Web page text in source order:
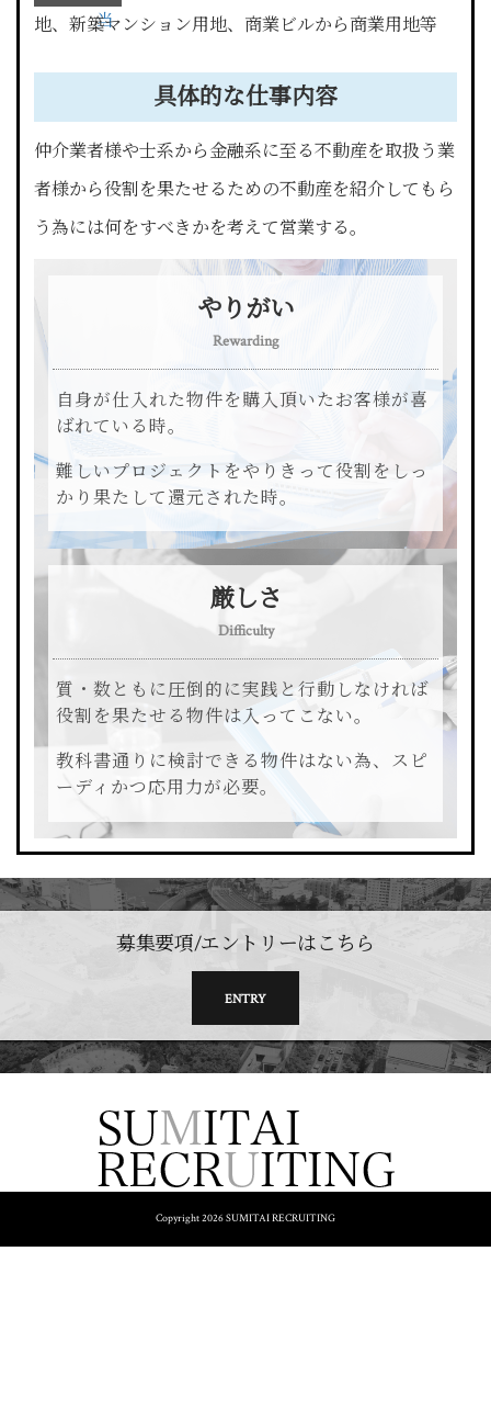
当
地、新築マンション用地、商業ビルから商業用地等
具体的な仕事内容
仲介業者様や士系から金融系に至る不動産を取扱う業
者様から役割を果たせるための不動産を紹介してもら
う為には何をすべきかを考えて営業する。
やりがい
Rewarding
自身が仕入れた物件を購入頂いたお客様が喜
ばれている時。
難しいプロジェクトをやりきって役割をしっ
かり果たして還元された時。
厳しさ
Difficulty
質・数ともに圧倒的に実践と行動しなければ
役割を果たせる物件は入ってこない。
教科書通りに検討できる物件はない為、スピ
ーディかつ応用力が必要。
募集要項/エントリーはこちら
ENTRY
Copyright 2026 SUMITAI RECRUITING